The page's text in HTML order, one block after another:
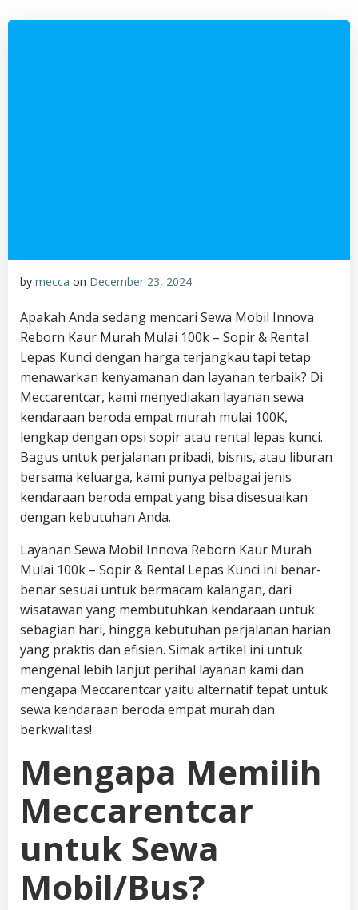
by mecca on December 23, 2024
Apakah Anda sedang mencari Sewa Mobil Innova
Reborn Kaur Murah Mulai 100k – Sopir & Rental
Lepas Kunci dengan harga terjangkau tapi tetap
menawarkan kenyamanan dan layanan terbaik? Di
Meccarentcar, kami menyediakan layanan sewa
kendaraan beroda empat murah mulai 100K,
lengkap dengan opsi sopir atau rental lepas kunci.
Bagus untuk perjalanan pribadi, bisnis, atau liburan
bersama keluarga, kami punya pelbagai jenis
kendaraan beroda empat yang bisa disesuaikan
dengan kebutuhan Anda.
Layanan Sewa Mobil Innova Reborn Kaur Murah
Mulai 100k – Sopir & Rental Lepas Kunci ini benar-
benar sesuai untuk bermacam kalangan, dari
wisatawan yang membutuhkan kendaraan untuk
sebagian hari, hingga kebutuhan perjalanan harian
yang praktis dan efisien. Simak artikel ini untuk
mengenal lebih lanjut perihal layanan kami dan
mengapa Meccarentcar yaitu alternatif tepat untuk
sewa kendaraan beroda empat murah dan
berkwalitas!
Mengapa Memilih
Meccarentcar
untuk Sewa
Mobil/Bus?